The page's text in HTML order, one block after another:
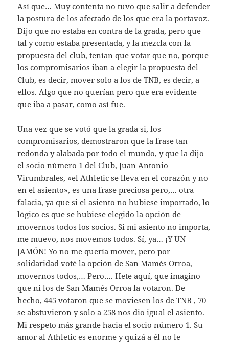
Así que… Muy contenta no tuvo que salir a defender
la postura de los afectado de los que era la portavoz.
Dijo que no estaba en contra de la grada, pero que
tal y como estaba presentada, y la mezcla con la
propuesta del club, tenían que votar que no, porque
los compromisarios iban a elegir la propuesta del
Club, es decir, mover solo a los de TNB, es decir, a
ellos. Algo que no querían pero que era evidente
que iba a pasar, como así fue.
Una vez que se votó que la grada si, los
compromisarios, demostraron que la frase tan
redonda y alabada por todo el mundo, y que la dijo
el socio número 1 del Club, Juan Antonio
Virumbrales, «el Athletic se lleva en el corazón y no
en el asiento», es una frase preciosa pero,… otra
falacia, ya que si el asiento no hubiese importado, lo
lógico es que se hubiese elegido la opción de
movernos todos los socios. Si mi asiento no importa,
me muevo, nos movemos todos. Sí, ya… ¡Y UN
JAMÓN! Yo no me quería mover, pero por
solidaridad voté la opción de San Mamés Orroa,
movernos todos,… Pero…. Hete aquí, que imagino
que ni los de San Mamés Orroa la votaron. De
hecho, 445 votaron que se moviesen los de TNB , 70
se abstuvieron y solo a 258 nos dio igual el asiento.
Mi respeto más grande hacia el socio número 1. Su
amor al Athletic es enorme y quizá a él no le